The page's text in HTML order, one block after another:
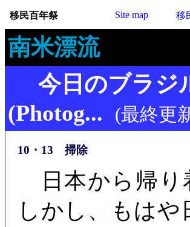
移民百年祭 Site map 移
南米漂流
今日のブラ
(Photog...
(最終更
10・13 掃除
日本から帰り
しかし、もは